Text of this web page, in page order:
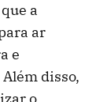
a
ar
e
disso,